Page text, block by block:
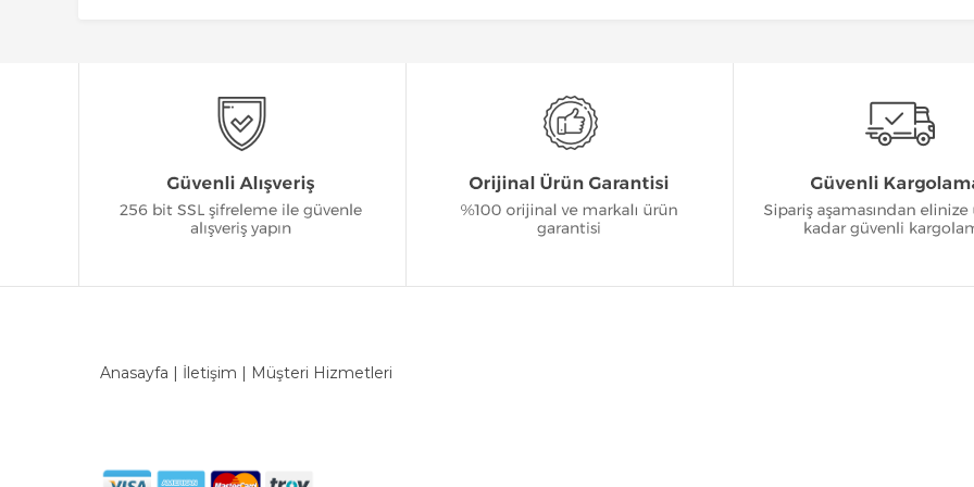
Anasayfa | İletişim | Müşteri Hizmetleri